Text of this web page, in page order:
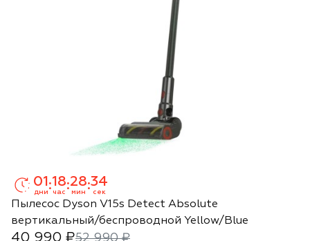
01
дни :18
час :28
мин :33
сек
Пылесос Dyson V15s Detect Absolute
вертикальный/беспроводной Yellow/Blue
40 990 ₽52 990 ₽